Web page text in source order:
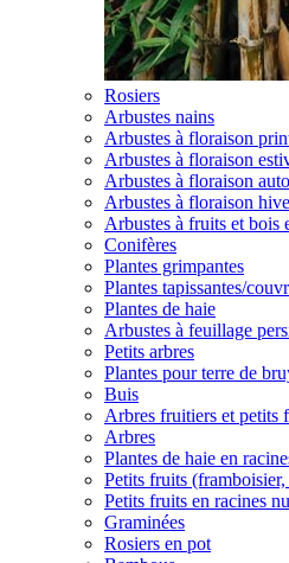
Rosiers
Arbustes nains
Arbustes à floraison
Arbustes à floraison
Arbustes à floraison
Arbustes à floraison
Arbustes à fruits et bois
Conifères
Plantes grimpantes
Plantes tapissantes/
Plantes de haie
Arbustes à feuillage
Petits arbres
Plantes pour terre de
Buis
Arbres fruitiers et petits
Arbres
Plantes de haie en
Petits fruits
Petits fruits en racines
Graminées
Rosiers en pot